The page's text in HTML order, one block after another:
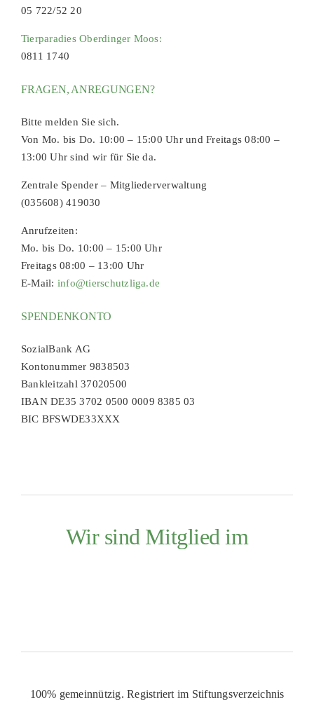
05 722/52 20
Tierparadies Oberdinger Moos:
0811 1740
FRAGEN, ANREGUNGEN?
Bitte melden Sie sich.
Von Mo. bis Do. 10:00 – 15:00 Uhr und Freitags 08:00 –
13:00 Uhr sind wir für Sie da.
Zentrale Spender – Mitgliederverwaltung
(035608) 419030
Anrufzeiten:
Mo. bis Do. 10:00 – 15:00 Uhr
Freitags 08:00 – 13:00 Uhr
E-Mail: info@tierschutzliga.de
SPENDENKONTO
SozialBank AG
Kontonummer 9838503
Bankleitzahl 37020500
IBAN DE35 3702 0500 0009 8385 03
BIC BFSWDE33XXX
Wir sind Mitglied im
100% gemeinnützig. Registriert im Stiftungsverzeichnis